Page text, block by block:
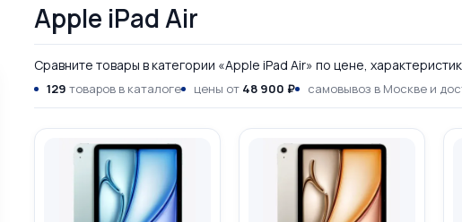
Apple iPad Air
Сравните товары в категории «Apple iPad Air» по цене,
129 товаров в каталоге цены от 48 900 ₽ самовывоз в Москве и